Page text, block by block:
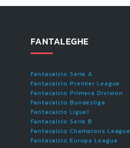
FANTALEGHE
Fantacalcio Serie A
Fantacalcio Premier League
Fantacalcio Primera Division
Fantacalcio Bundesliga
Fantacalcio Ligue1
Fantacalcio Serie B
Fantacalcio Champions League
Fantacalcio Europa League